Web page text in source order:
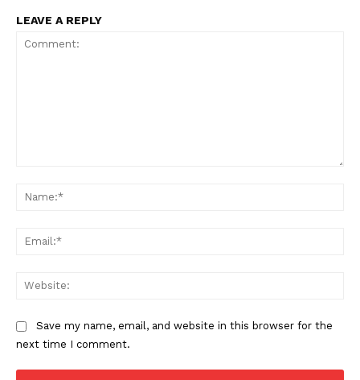
LEAVE A REPLY
Save my name, email, and website in this browser for the
next time I comment.